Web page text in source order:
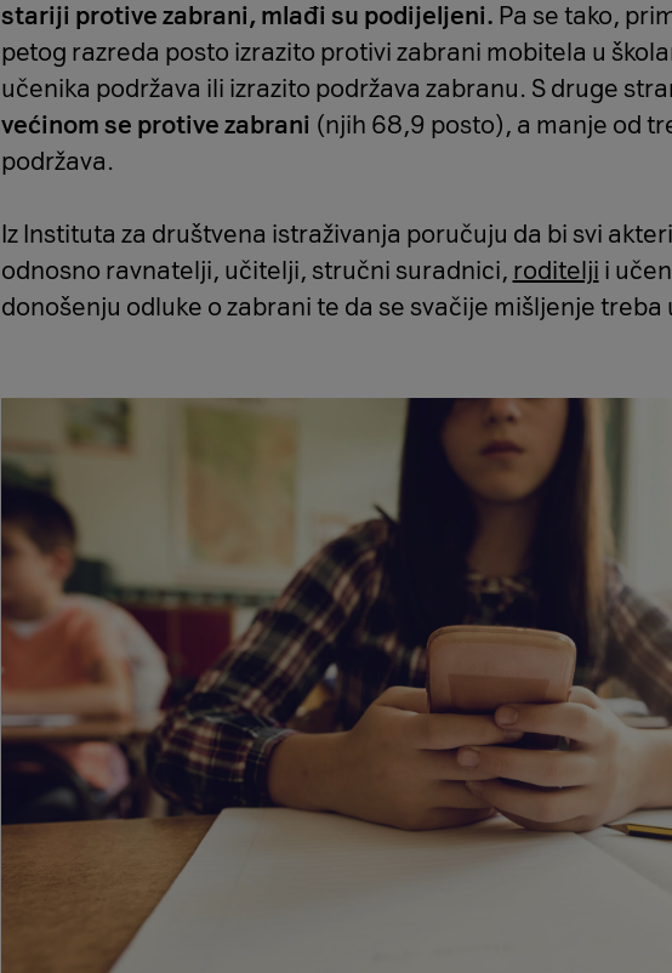
stariji protive zabrani, mlađi su podijeljeni. Pa se tako,
petog razreda posto izrazito protivi zabrani mobitela u
učenika podržava ili izrazito podržava zabranu. S druge
većinom se protive zabrani (njih 68,9 posto), a manje od
podržava.
Iz Instituta za društvena istraživanja poručuju da bi svi
odnosno ravnatelji, učitelji, stručni suradnici, roditelji i
donošenju odluke o zabrani te da se svačije mišljenje treba